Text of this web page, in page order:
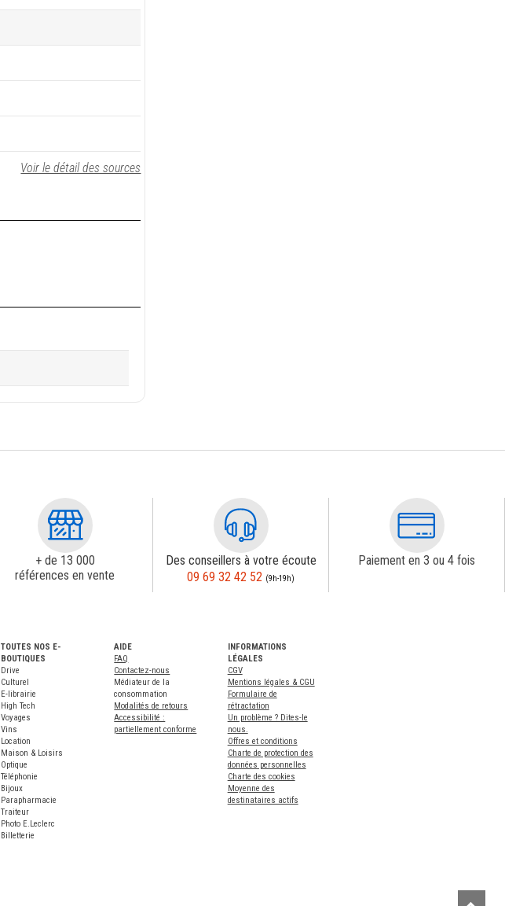
Voir le détail des sources
+ de 13 000
références en vente
Des conseillers à votre écoute
09 69 32 42 52 (9h-19h)
Paiement en 3 ou 4 fois
TOUTES NOS E-
BOUTIQUES
Drive
Culturel
E-librairie
High Tech
Voyages
Vins
Location
Maison & Loisirs
Optique
Téléphonie
Bijoux
Parapharmacie
Traiteur
Photo E.Leclerc
Billetterie
AIDE
FAQ
Contactez-nous
Médiateur de la
consommation
Modalités de retours
Accessibilité :
partiellement conforme
INFORMATIONS
LÉGALES
CGV
Mentions légales & CGU
Formulaire de
rétractation
Un problème ? Dites-le
nous.
Offres et conditions
Charte de protection des
données personnelles
Charte des cookies
Moyenne des
destinataires actifs